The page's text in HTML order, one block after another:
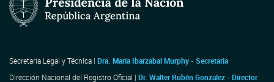
Secretaría Legal y Técnica | Dra. María Ibarzabal Murphy - Secretaria
Dirección Nacional del Registro Oficial | Dr. Walter Rubén Gonzalez - Director